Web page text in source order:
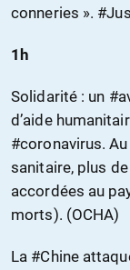
conneries ».
1h
Solidarité : un
d’aide
#coronavirus.
sanitaire, plus
accordées au
morts). (OCHA)
La #Chine